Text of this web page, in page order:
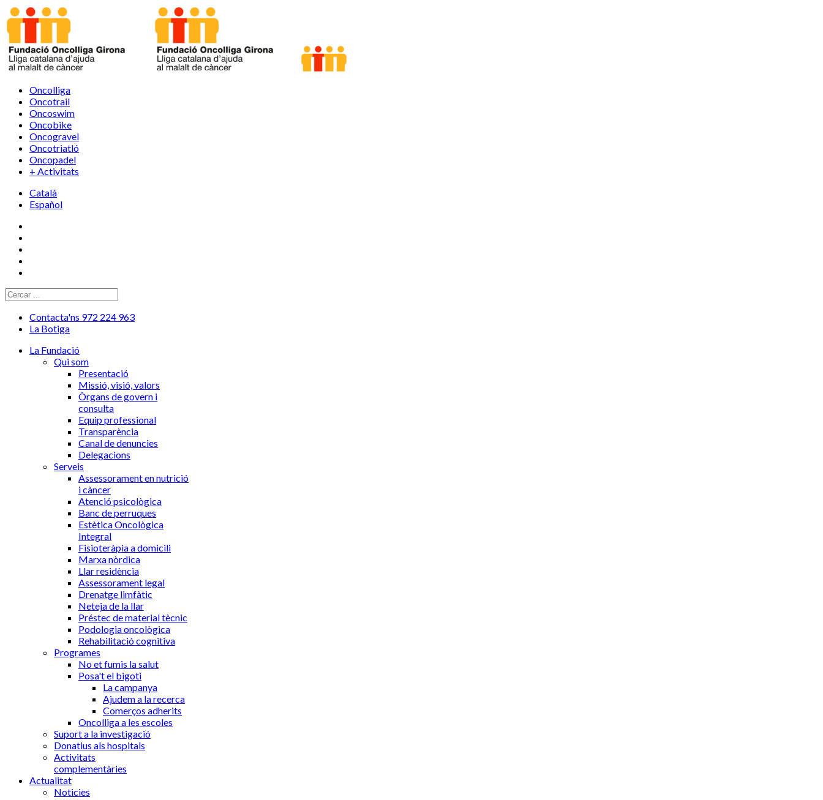
Oncolliga
Oncotrail
Oncoswim
Oncobike
Oncogravel
Oncotriatló
Oncopadel
+ Activitats
Català
Español
Contacta'ns 972 224 963
La Botiga
La Fundació
Qui som
Presentació
Missió, visió, valors
Òrgans de govern i
consulta
Equip professional
Transparència
Canal de denuncies
Delegacions
Serveis
Assessorament en nutrició
i càncer
Atenció psicològica
Banc de perruques
Estètica Oncològica
Integral
Fisioteràpia a domicili
Marxa nòrdica
Llar residència
Assessorament legal
Drenatge limfàtic
Neteja de la llar
Préstec de material tècnic
Podologia oncològica
Rehabilitació cognitiva
Programes
No et fumis la salut
Posa't el bigoti
La campanya
Ajudem a la recerca
Comerços adherits
Oncolliga a les escoles
Suport a la investigació
Donatius als hospitals
Activitats
complementàries
Actualitat
Noticies